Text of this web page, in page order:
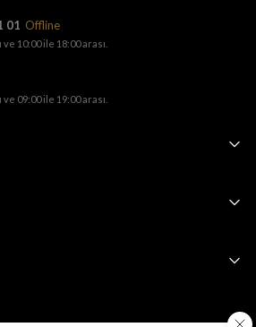
01 Offline
10:00 ile 18:00 arası.
09:00 ile 19:00 arası.